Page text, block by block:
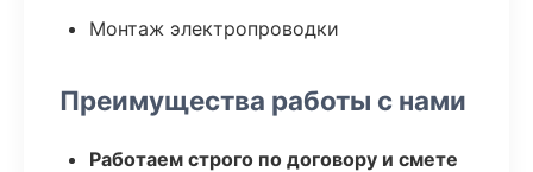
Монтаж электропроводки
Преимущества работы с нами
Работаем строго по договору и смете